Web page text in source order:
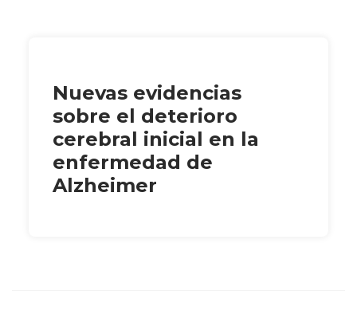
Nuevas evidencias
sobre el deterioro
cerebral inicial en la
enfermedad de
Alzheimer